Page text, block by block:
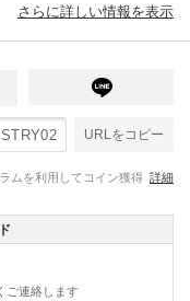
さらに詳しい情報を表示
URLをコピー
ムを利用してコイン獲得 詳細
ご連絡します